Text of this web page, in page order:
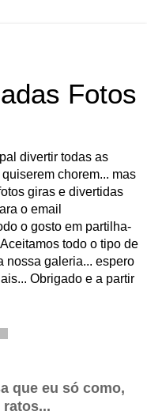
Fotos
divertir todas as
chorem... mas
giras e divertidas
o email
o gosto em partilha-
todo o tipo de
nossa galeria... espero
Obrigado e a partir
que eu só como,
ratos...